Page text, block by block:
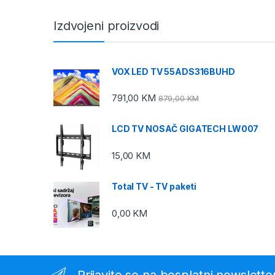
Izdvojeni proizvodi
VOX LED TV 55ADS316BUHD
791,00 KM 879,00KM
LCD TV NOSAČ GIGATECH LW007
15,00 KM
Total TV - TV paketi
0,00 KM